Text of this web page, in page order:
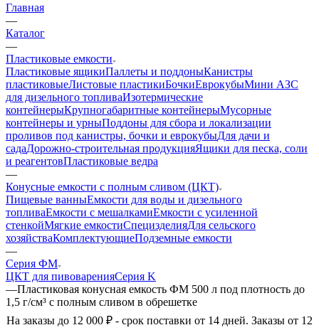
Главная
—
Каталог
—
Пластиковые емкости
Пластиковые ящикиПаллеты и поддоныКанистры
пластиковыеЛистовые пластикиБочкиЕврокубыМини АЗС
для дизельного топливаИзотермические
контейнерыКрупногабаритные контейнерыМусорные
контейнеры и урныПоддоны для сбора и локализации
проливов под канистры, бочки и еврокубыДля дачи и
садаДорожно-строительная продукцияЯщики для песка, соли
и реагентовПластиковые ведра
—
Конусные емкости с полным сливом (ЦКТ)
Пищевые ванныЕмкости для воды и дизельного
топливаЕмкости с мешалкамиЕмкости с усиленной
стенкойМягкие емкостиСпецизделияДля сельского
хозяйстваКомплектующиеПодземные емкости
—
Серия ФМ
ЦКТ для пивоваренияСерия K
—Пластиковая конусная емкость ФМ 500 л под плотность до
1,5 г/см³ с полным сливом в обрешетке
На заказы до 12 000 ₽ - срок поставки от 14 дней. Заказы от 12